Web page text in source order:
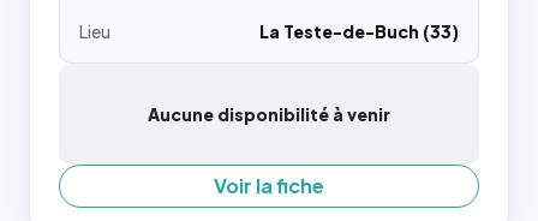
Lieu
La Teste-de-Buch (33)
Aucune disponibilité à venir
Voir la fiche